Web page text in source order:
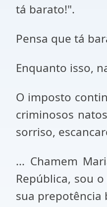
tá barato!".
Pensa que tá
Enquanto isso,
O imposto
criminosos
sorriso,
... Chamem
República, sou
sua prepotência